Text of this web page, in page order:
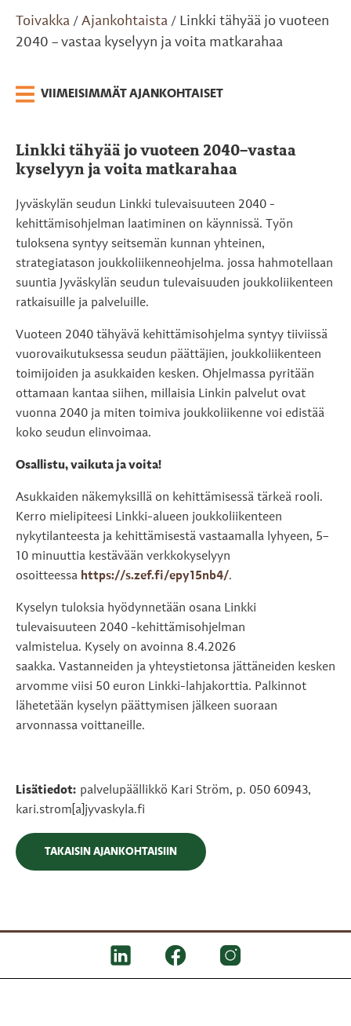
Toivakka / Ajankohtaista / Linkki tähyää jo vuoteen
2040 – vastaa kyselyyn ja voita matkarahaa
VIIMEISIMMÄT AJANKOHTAISET
Linkki tähyää jo vuoteen 2040–vastaa
kyselyyn ja voita matkarahaa
Jyväskylän seudun Linkki tulevaisuuteen 2040 -
kehittämisohjelman laatiminen on käynnissä. Työn
tuloksena syntyy seitsemän kunnan yhteinen,
strategiatason joukkoliikenneohjelma. jossa hahmotellaan
suuntia Jyväskylän seudun tulevaisuuden joukkoliikenteen
ratkaisuille ja palveluille.
Vuoteen 2040 tähyävä kehittämisohjelma syntyy tiiviissä
vuorovaikutuksessa seudun päättäjien, joukkoliikenteen
toimijoiden ja asukkaiden kesken. Ohjelmassa pyritään
ottamaan kantaa siihen, millaisia Linkin palvelut ovat
vuonna 2040 ja miten toimiva joukkoliikenne voi edistää
koko seudun elinvoimaa.
Osallistu, vaikuta ja voita!
Asukkaiden näkemyksillä on kehittämisessä tärkeä rooli.
Kerro mielipiteesi Linkki-alueen joukkoliikenteen
nykytilanteesta ja kehittämisestä vastaamalla lyhyeen, 5–
10 minuuttia kestävään verkkokyselyyn
osoitteessa https://s.zef.fi/epy15nb4/.
Kyselyn tuloksia hyödynnetään osana Linkki
tulevaisuuteen 2040 -kehittämisohjelman
valmistelua. Kysely on avoinna 8.4.2026
saakka. Vastanneiden ja yhteystietonsa jättäneiden kesken
arvomme viisi 50 euron Linkki-lahjakorttia. Palkinnot
lähetetään kyselyn päättymisen jälkeen suoraan
arvonnassa voittaneille.
Lisätiedot: palvelupäällikkö Kari Ström, p. 050 60943,
kari.strom[a]jyvaskyla.fi
TAKAISIN AJANKOHTAISIIN